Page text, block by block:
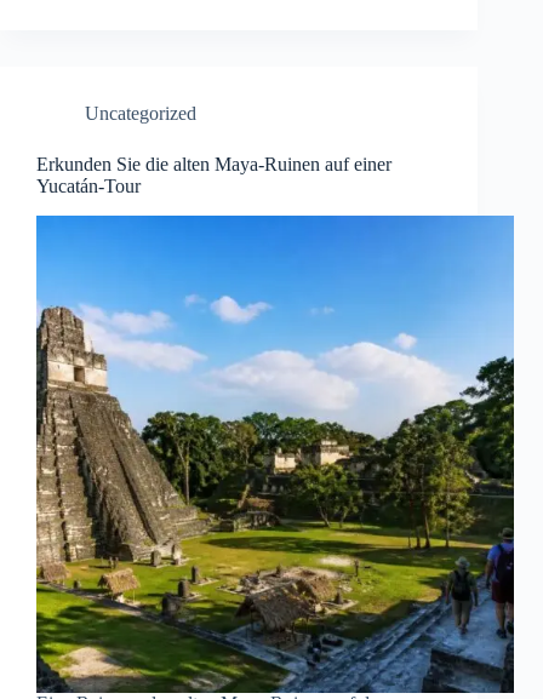
Uncategorized
Erkunden Sie die alten Maya-Ruinen auf einer
Yucatán-Tour